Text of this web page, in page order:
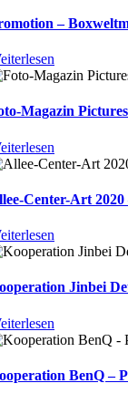
–
Magazin
Center-Art
Jinbei
BenQ –